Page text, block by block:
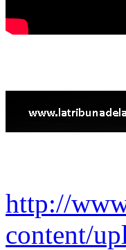
http://
content/